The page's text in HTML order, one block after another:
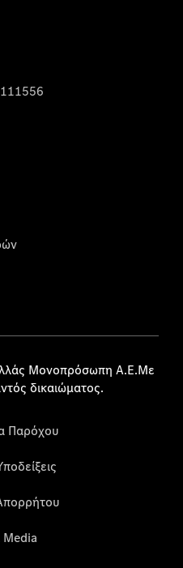
Μονοπρόσωπη Α.Ε.Με
δικαιώματος.
Παρόχου
Media